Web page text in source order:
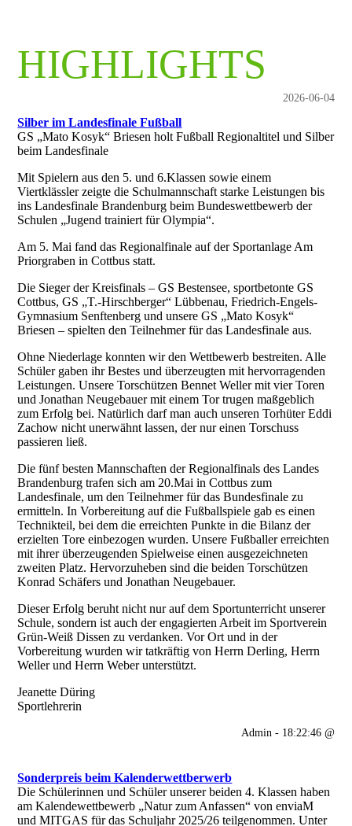
HIGHLIGHTS
2026-06-04
Silber im Landesfinale Fußball
GS „Mato Kosyk“ Briesen holt Fußball Regionaltitel und Silber
beim Landesfinale
Mit Spielern aus den 5. und 6.Klassen sowie einem
Viertklässler zeigte die Schulmannschaft starke Leistungen bis
ins Landesfinale Brandenburg beim Bundeswettbewerb der
Schulen „Jugend trainiert für Olympia“.
Am 5. Mai fand das Regionalfinale auf der Sportanlage Am
Priorgraben in Cottbus statt.
Die Sieger der Kreisfinals – GS Bestensee, sportbetonte GS
Cottbus, GS „T.-Hirschberger“ Lübbenau, Friedrich-Engels-
Gymnasium Senftenberg und unsere GS „Mato Kosyk“
Briesen – spielten den Teilnehmer für das Landesfinale aus.
Ohne Niederlage konnten wir den Wettbewerb bestreiten. Alle
Schüler gaben ihr Bestes und überzeugten mit hervorragenden
Leistungen. Unsere Torschützen Bennet Weller mit vier Toren
und Jonathan Neugebauer mit einem Tor trugen maßgeblich
zum Erfolg bei. Natürlich darf man auch unseren Torhüter Eddi
Zachow nicht unerwähnt lassen, der nur einen Torschuss
passieren ließ.
Die fünf besten Mannschaften der Regionalfinals des Landes
Brandenburg trafen sich am 20.Mai in Cottbus zum
Landesfinale, um den Teilnehmer für das Bundesfinale zu
ermitteln. In Vorbereitung auf die Fußballspiele gab es einen
Technikteil, bei dem die erreichten Punkte in die Bilanz der
erzielten Tore einbezogen wurden. Unsere Fußballer erreichten
mit ihrer überzeugenden Spielweise einen ausgezeichneten
zweiten Platz. Hervorzuheben sind die beiden Torschützen
Konrad Schäfers und Jonathan Neugebauer.
Dieser Erfolg beruht nicht nur auf dem Sportunterricht unserer
Schule, sondern ist auch der engagierten Arbeit im Sportverein
Grün-Weiß Dissen zu verdanken. Vor Ort und in der
Vorbereitung wurden wir tatkräftig von Herrn Derling, Herrn
Weller und Herrn Weber unterstützt.
Jeanette Düring
Sportlehrerin
Admin - 18:22:46 @
Sonderpreis beim Kalenderwettberwerb
Die Schülerinnen und Schüler unserer beiden 4. Klassen haben
am Kalendewettbewerb „Natur zum Anfassen“ von enviaM
und MITGAS für das Schuljahr 2025/26 teilgenommen. Unter